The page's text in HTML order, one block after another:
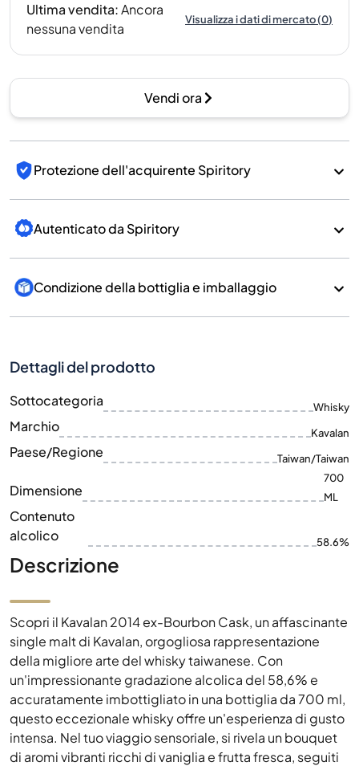
Ultima vendita:Ancora
nessuna vendita
Visualizza i dati di mercato(0)
Vendi ora
Protezione dell'acquirente Spiritory
Autenticato da Spiritory
Condizione della bottiglia e imballaggio
Dettagli del prodotto
Sottocategoria Whisky
Marchio Kavalan
Paese/Regione Taiwan/Taiwan
Dimensione
700
ML
Contenuto
alcolico
58.6%
Descrizione
Scopri il Kavalan 2014 ex-Bourbon Cask, un affascinante
single malt di Kavalan, orgogliosa rappresentazione
della migliore arte del whisky taiwanese. Con
un'impressionante gradazione alcolica del 58,6% e
accuratamente imbottigliato in una bottiglia da 700 ml,
questo eccezionale whisky offre un'esperienza di gusto
intensa. Nel tuo viaggio sensoriale, si rivela un bouquet
di aromi vibranti ricchi di vaniglia e frutta fresca, seguiti